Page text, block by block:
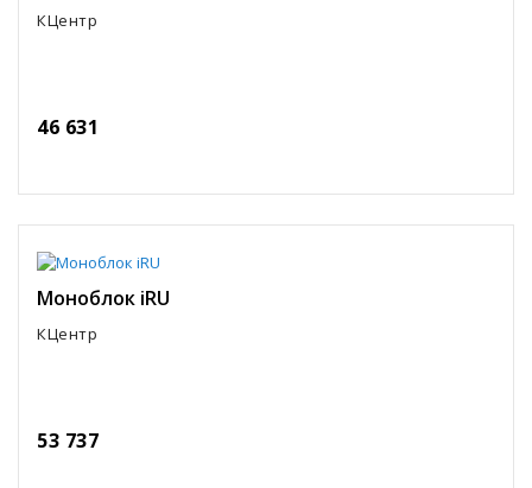
КЦентр
46 631
Моноблок iRU
КЦентр
53 737